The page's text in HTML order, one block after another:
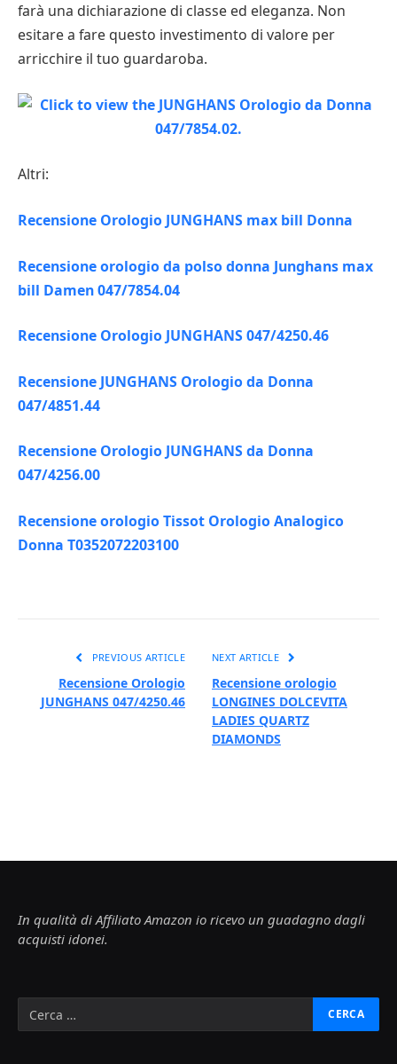
farà una dichiarazione di classe ed eleganza. Non
esitare a fare questo investimento di valore per
arricchire il tuo guardaroba.
Altri:
Recensione Orologio JUNGHANS max bill Donna
Recensione orologio da polso donna Junghans max
bill Damen 047/7854.04
Recensione Orologio JUNGHANS 047/4250.46
Recensione JUNGHANS Orologio da Donna
047/4851.44
Recensione Orologio JUNGHANS da Donna
047/4256.00
Recensione orologio Tissot Orologio Analogico
Donna T0352072203100
PREVIOUS ARTICLE
Recensione Orologio
JUNGHANS 047/4250.46
NEXT ARTICLE
Recensione orologio
LONGINES DOLCEVITA
LADIES QUARTZ
DIAMONDS
In qualità di Affiliato Amazon io ricevo un guadagno dagli
acquisti idonei.